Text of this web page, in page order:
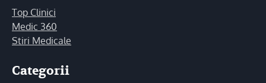
Top Clinici
Medic 360
Stiri Medicale
Categorii